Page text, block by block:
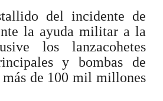
del incidente de
la ayuda militar a la
los lanzacohetes
y bombas de
de 100 mil millones